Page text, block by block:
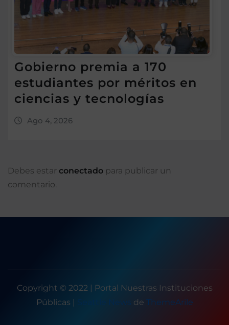
Gobierno premia a 170
estudiantes por méritos en
ciencias y tecnologías
Ago 4, 2026
Debes estar conectado para publicar un
comentario.
Copyright © 2022 | Portal Nuestras Instituciones
Públicas | Seattle News de ThemeArile